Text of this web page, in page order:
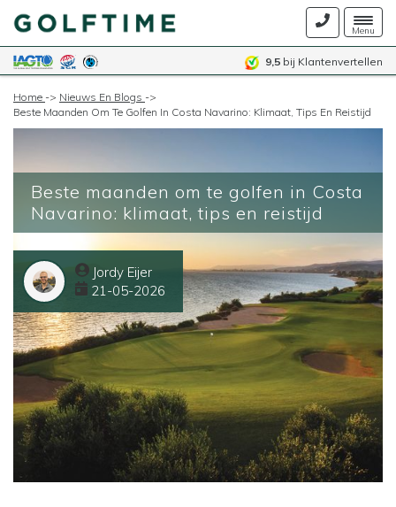
Menu
9,5 bij Klantenvertellen
Home -> Nieuws En Blogs ->
Beste Maanden Om Te Golfen In Costa Navarino: Klimaat, Tips En Reistijd
Beste maanden om te golfen in Costa
Navarino: klimaat, tips en reistijd
Jordy Eijer
21-05-2026